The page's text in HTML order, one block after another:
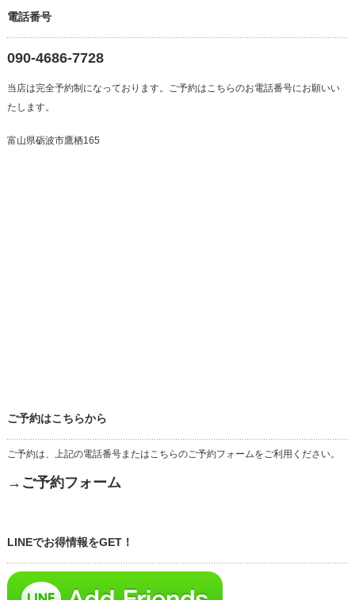
電話番号
090-4686-7728
当店は完全予約制になっております。ご予約はこちらのお電話番号にお願いい
たします。
富山県砺波市鷹栖165
ご予約はこちらから
ご予約は、上記の電話番号またはこちらのご予約フォームをご利用ください。
→ご予約フォーム
LINEでお得情報をGET！